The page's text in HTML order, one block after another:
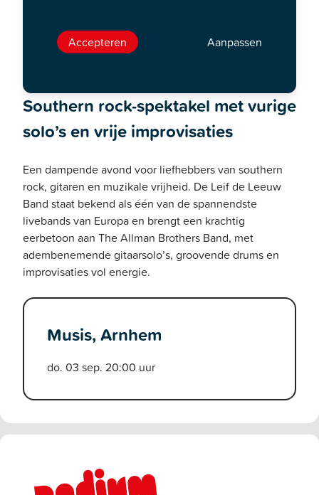
Southern rock-spektakel met vurige
solo’s en vrije improvisaties
Een dampende avond voor liefhebbers van southern
rock, gitaren en muzikale vrijheid. De Leif de Leeuw
Band staat bekend als één van de spannendste
livebands van Europa en brengt een krachtig
eerbetoon aan The Allman Brothers Band, met
adembenemende gitaarsolo’s, groovende drums en
improvisaties vol energie.
Musis, Arnhem
do. 03 sep. 20:00 uur
Stadstheater Arnhem cadeaukaart
Accepteren Aanpassen